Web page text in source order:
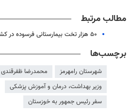
مطالب مرتبط
۵۰ هزار تخت بیمارستانی فرسوده در کشور
برچسب‌ها
شهرستان رامهرمز
محمدرضا ظفرقندی
وزیر بهداشت، درمان و آموزش پزشکی
سفر رئیس جمهور به خوزستان